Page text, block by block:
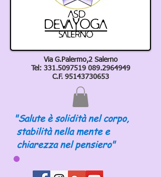
Via G.Palermo,2 Salerno
Tel: 331.5097519 089.2964949
C.F. 95143730653
"Salute è solidità nel corpo,
stabilità nella mente e
chiarezza nel pensiero"